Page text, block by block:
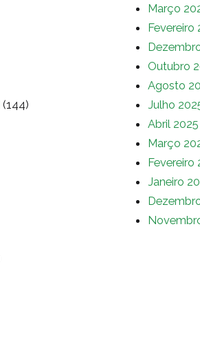
(144)
Março
Fevereiro
Outubro
Agosto
Julho
Abril 2025
Março
Fevereiro
Janeiro